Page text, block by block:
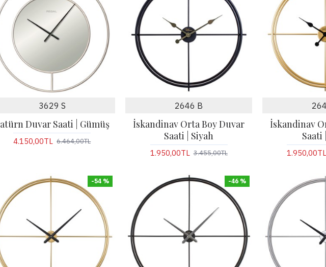
3629 S
Duvar Saati | Gümüş
4.150,00TL 6.464,00TL
2646 B
İskandinav Orta Boy Duvar
Saati | Siyah
1.950,00TL 3.455,00TL
İskandinav
Saati
1.950,00TL
-54 % -46 %